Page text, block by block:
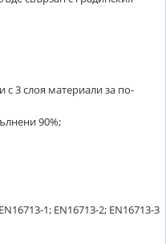
с 3 слоя материали за по-
90%;
1; EN16713-2; EN16713-3